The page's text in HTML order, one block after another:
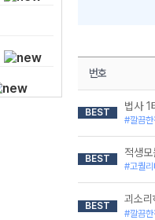
번호
BEST 법사 1
#깔끔
BEST 적생
#고퀄
BEST
괴소
#깔끔